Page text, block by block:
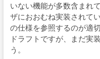
いない機能が多数含まれ
ザにおおむね実装されて
の仕様を参照するのが適
ドラフトですが、まだ実
う。